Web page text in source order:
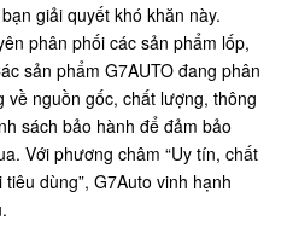
giải quyết khó khăn này.
phân phối các sản phẩm lốp,
sản phẩm G7AUTO đang phân
nguồn gốc, chất lượng, thông
sách bảo hành để đảm bảo
Với phương châm “Uy tín, chất
dùng”, G7Auto vinh hạnh